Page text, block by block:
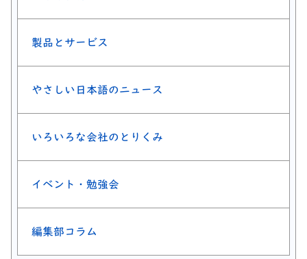
製品とサービス
やさしい日本語のニュース
いろいろな会社のとりくみ
イベント・勉強会
編集部コラム